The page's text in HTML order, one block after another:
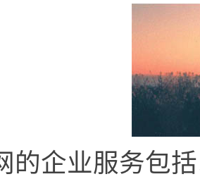
的企业服务包